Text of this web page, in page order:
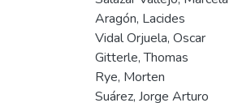
Aragón, Lacides
Vidal Orjuela, Oscar
Gitterle, Thomas
Rye, Morten
Suárez, Jorge Arturo